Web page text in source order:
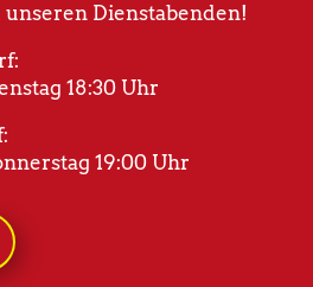
Dienstabenden!
18:30 Uhr
19:00 Uhr